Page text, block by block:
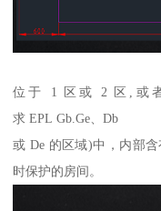
位于 1 区或 2 区,或
求 EPL Gb.Ge、Db
或 De 的区域)中，内部
时保护的房间。